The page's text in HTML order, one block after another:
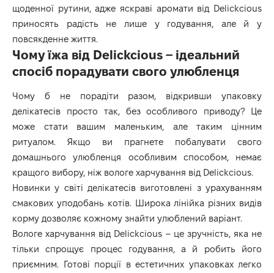
щоденної рутини, адже яскраві аромати від Delickcious
приносять радість не лише у годування, але й у
повсякденне життя.
Чому їжа від Delickcious – ідеальний
спосіб порадувати свого улюбленця
Чому б не порадіти разом, відкривши упаковку
делікатесів просто так, без особливого приводу? Це
може стати вашим маленьким, але таким цінним
ритуалом. Якщо ви прагнете побалувати свого
домашнього улюбленця особливим способом, немає
кращого вибору, ніж вологе харчування від Delickcious.
Новинки у світі делікатесів виготовлені з урахуванням
смакових уподобань котів. Широка лінійка різних видів
корму дозволяє кожному знайти улюблений варіант.
Вологе харчування від Delickcious – це зручність, яка не
тільки спрощує процес годування, а й робить його
приємним. Готові порції в естетичних упаковках легко